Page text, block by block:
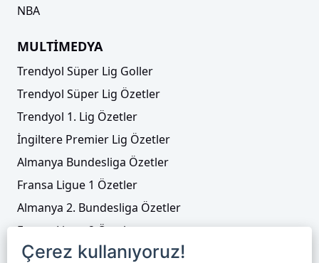
NBA
MULTİMEDYA
Trendyol Süper Lig Goller
Trendyol Süper Lig Özetler
Trendyol 1. Lig Özetler
İngiltere Premier Lig Özetler
Almanya Bundesliga Özetler
Fransa Ligue 1 Özetler
Almanya 2. Bundesliga Özetler
Fransa Ligue 2 Özetler
Tenis
Çerez kullanıyoruz!